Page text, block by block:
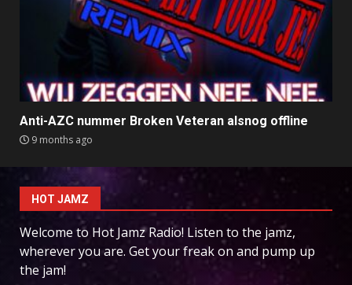
Anti-AZC nummer Broken Veteran alsnog offline
9 months ago
HOT JAMZ
Welcome to Hot Jamz Radio! Listen to the jamz,
wherever you are. Get your freak on and pump up
the jam!